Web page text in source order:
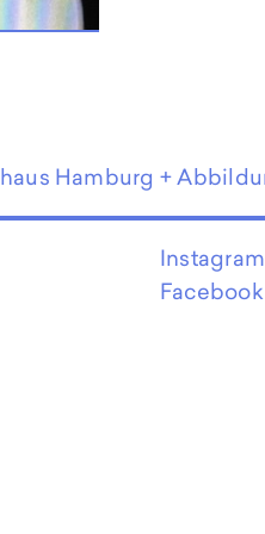
Hamburg +
Instagram
Facebook